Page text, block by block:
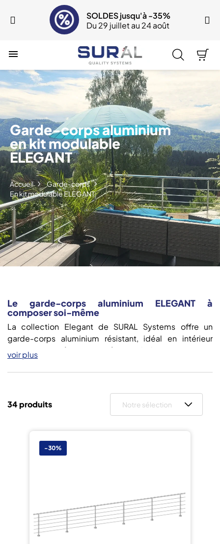
SOLDES jusqu'à -35%
Du 29 juillet au 24 août

Garde-corps aluminium
en kit modulable
ELEGANT
Accueil
Garde-corps
En kit modulable ELEGANT
Le garde-corps aluminium ELEGANT à
composer soi-même
La collection Elegant de SURAL Systems offre un
garde-corps aluminium résistant, idéal en intérieur
comme en extérieur pour sécuriser balcon, terrasse ou
escalier. Elle propose également une
assortie, garantissant une prise en main confortable et
simple avec colle aluminium et visserie auto-perceuse
assure une installation rapide et une finition soignée, le
voir plus
34 produits Notre sélection
-30%